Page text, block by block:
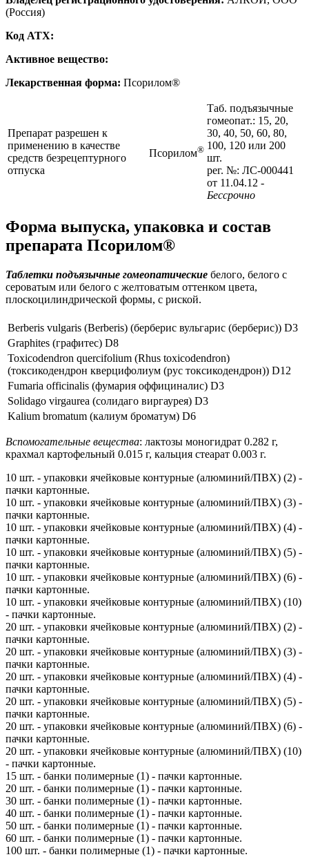
(Россия)
Код ATX:
Активное вещество:
Лекарственная форма: Псорилом®
Препарат разрешен к
применению в качестве
средств безрецептурного
отпуска
Псорилом®
Таб. подъязычные
гомеопат.: 15, 20,
30, 40, 50, 60, 80,
100, 120 или 200
шт.
рег. №: ЛС-000441
от 11.04.12 -
Бессрочно
Форма выпуска, упаковка и состав
препарата Псорилом®
Таблетки подъязычные гомеопатические белого, белого с
сероватым или белого с желтоватым оттенком цвета,
плоскоцилиндрической формы, с риской.
Berberis vulgaris (Berberis) (берберис вульгарис (берберис)) D3
Graphites (графитес) D8
Toxicodendron quercifolium (Rhus toxicodendron)
(токсикодендрон кверцифолиум (рус токсикодендрон)) D12
Fumaria officinalis (фумария оффициналис) D3
Solidago virgaurea (солидаго виргаурея) D3
Kalium bromatum (калиум броматум) D6
Вспомогательные вещества: лактозы моногидрат 0.282 г,
крахмал картофельный 0.015 г, кальция стеарат 0.003 г.
10 шт. - упаковки ячейковые контурные (алюминий/ПВХ) (2) -
пачки картонные.
10 шт. - упаковки ячейковые контурные (алюминий/ПВХ) (3) -
пачки картонные.
10 шт. - упаковки ячейковые контурные (алюминий/ПВХ) (4) -
пачки картонные.
10 шт. - упаковки ячейковые контурные (алюминий/ПВХ) (5) -
пачки картонные.
10 шт. - упаковки ячейковые контурные (алюминий/ПВХ) (6) -
пачки картонные.
10 шт. - упаковки ячейковые контурные (алюминий/ПВХ) (10)
- пачки картонные.
20 шт. - упаковки ячейковые контурные (алюминий/ПВХ) (2) -
пачки картонные.
20 шт. - упаковки ячейковые контурные (алюминий/ПВХ) (3) -
пачки картонные.
20 шт. - упаковки ячейковые контурные (алюминий/ПВХ) (4) -
пачки картонные.
20 шт. - упаковки ячейковые контурные (алюминий/ПВХ) (5) -
пачки картонные.
20 шт. - упаковки ячейковые контурные (алюминий/ПВХ) (6) -
пачки картонные.
20 шт. - упаковки ячейковые контурные (алюминий/ПВХ) (10)
- пачки картонные.
15 шт. - банки полимерные (1) - пачки картонные.
20 шт. - банки полимерные (1) - пачки картонные.
30 шт. - банки полимерные (1) - пачки картонные.
40 шт. - банки полимерные (1) - пачки картонные.
50 шт. - банки полимерные (1) - пачки картонные.
60 шт. - банки полимерные (1) - пачки картонные.
100 шт. - банки полимерные (1) - пачки картонные.